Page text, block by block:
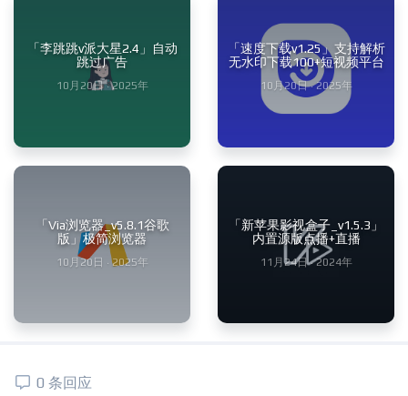
「李跳跳v派大星2.4」自动
跳过广告
10月20日 · 2025年
「速度下载v1.25」支持解析
无水印下载100+短视频平台
10月20日 · 2025年
「Via浏览器_v5.8.1谷歌
版」极简浏览器
10月20日 · 2025年
「新苹果影视盒子_v1.5.3」
内置源版点播+直播
11月24日 · 2024年
0 条回应